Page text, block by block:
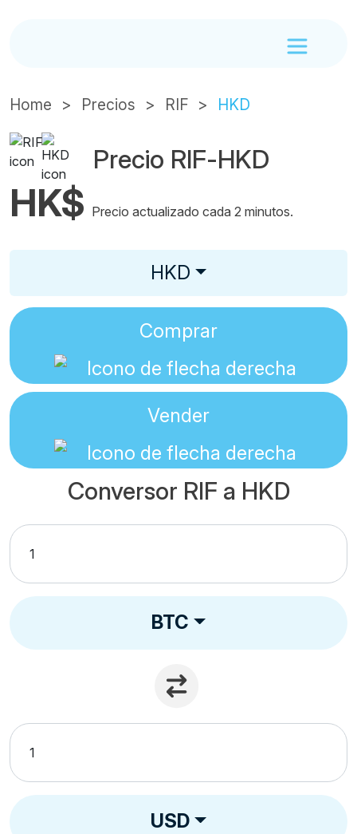
Home Precios RIF HKD
Precio RIF-HKD
HK$ Precio actualizado cada 2 minutos.
HKD
Comprar
Vender
Conversor RIF a HKD
BTC
USD